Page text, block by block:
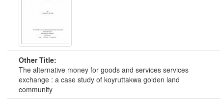
Other Title:
The alternative money for goods and services services
exchange : a case study of koyruttakwa golden land
community